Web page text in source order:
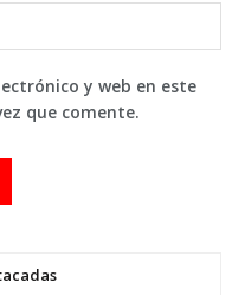
y web en este
que comente.